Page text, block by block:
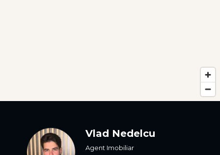
Vlad Nedelcu
Agent Imobiliar